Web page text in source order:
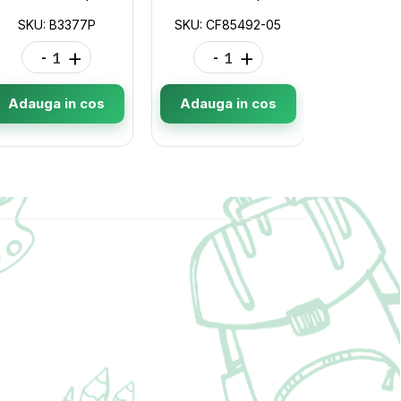
SKU: B3377P
- +
Adauga in cos
SKU: CF85492-05
- +
Adauga in cos